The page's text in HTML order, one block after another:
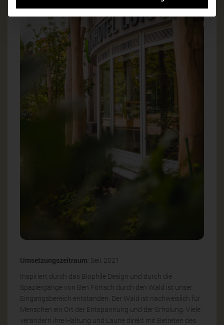
Umsetzungszeitraum: Seit 2021
Inspiriert durch das Biophile Design und durch die
Spaziergänge von Ben Förtsch durch den Wald ist unser
Eingangsbereich entstanden. Der Wald ist nachweislich für
Menschen ein Ort der Entspannung und der Erholung. Viele
verändern ihre Haltung und Laune direkt mit Betreten des